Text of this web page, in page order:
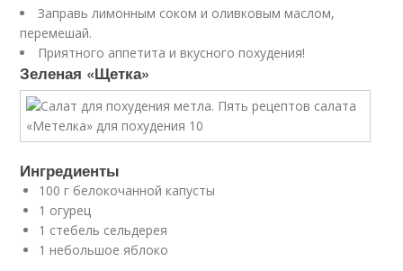
Заправь лимонным соком и оливковым маслом,
перемешай.
Приятного аппетита и вкусного похудения!
Зеленая «Щетка»
Ингредиенты
100 г белокочанной капусты
1 огурец
1 стебель сельдерея
1 небольшое яблоко